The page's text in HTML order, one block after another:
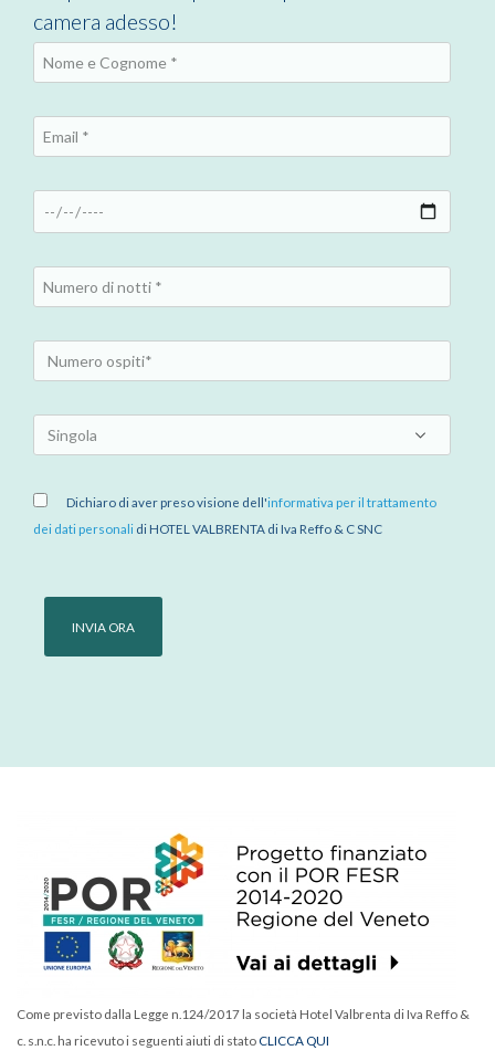
camera adesso!
Dichiaro di aver preso visione dell'informativa per il trattamento
dei dati personali di HOTEL VALBRENTA di Iva Reffo & C SNC
Come previsto dalla Legge n.124/2017 la società Hotel Valbrenta di Iva Reffo &
c. s.n.c. ha ricevuto i seguenti aiuti di stato CLICCA QUI